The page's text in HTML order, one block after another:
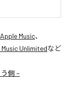
Apple Music、
Unlimitedなど
側 ~